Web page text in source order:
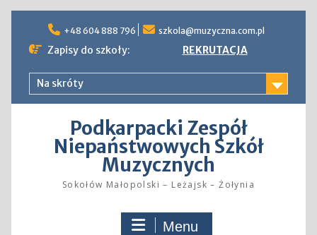
content
+48 604 888 796 szkola@muzyczna.com.pl
Zapisy do szkoły: REKRUTACJA
Na skróty
Podkarpacki Zespół
Niepaństwowych Szkół
Muzycznych
Sokołów Małopolski – Leżajsk – Żołynia
Menu